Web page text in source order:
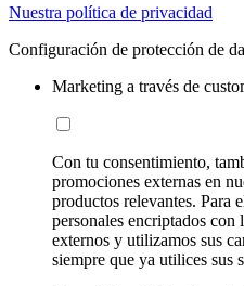
Nuestra política de privacidad
Configuración de protección de
Marketing a través de
Con tu consentimiento,
promociones externas en
productos relevantes. Para
personales encriptados con
externos y utilizamos sus
siempre que ya utilices sus